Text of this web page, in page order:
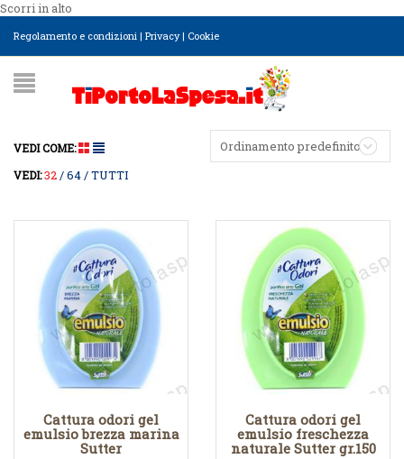
Scorri in alto
Regolamento e condizioni | Privacy| Cookie
Ordinamento predefinito
VEDI COME:
VEDI:32 64 TUTTI
Cattura odori gel
emulsio brezza marina
Sutter
Cattura odori gel
emulsio freschezza
naturale Sutter gr.150